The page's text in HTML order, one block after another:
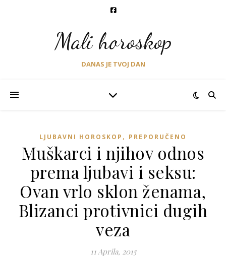
Mali horoskop
DANAS JE TVOJ DAN
LJUBAVNI HOROSKOP , PREPORUČENO
Muškarci i njihov odnos
prema ljubavi i seksu:
Ovan vrlo sklon ženama,
Blizanci protivnici dugih
veza
11 Aprila, 2015